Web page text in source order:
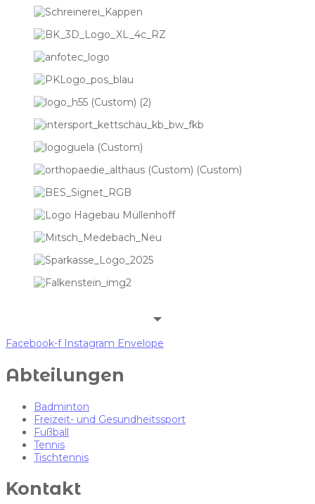
Facebook-f Instagram Envelope
Abteilungen
Badminton
Freizeit- und Gesundheitssport
Fußball
Tennis
Tischtennis
Kontakt